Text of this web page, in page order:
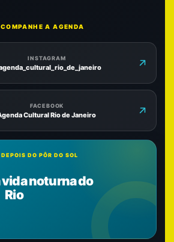
A AGENDA
INSTAGRAM
FACEBOOK
Cultural Rio de Janeiro
DEPOIS DO PÔR DO SOL
vida noturna do
Rio